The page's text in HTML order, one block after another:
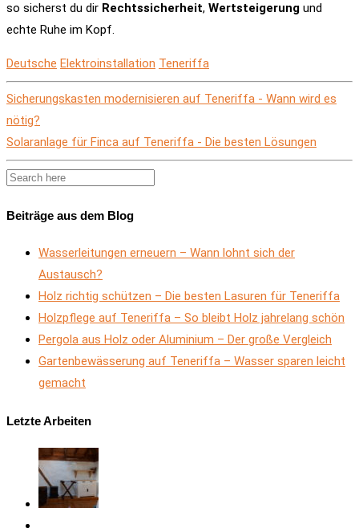
so sicherst du dir Rechtssicherheit, Wertsteigerung und
echte Ruhe im Kopf.
Deutsche Elektroinstallation Teneriffa
Sicherungskasten modernisieren auf Teneriffa - Wann wird es
nötig?
Solaranlage für Finca auf Teneriffa - Die besten Lösungen
Beiträge aus dem Blog
Wasserleitungen erneuern – Wann lohnt sich der
Austausch?
Holz richtig schützen – Die besten Lasuren für Teneriffa
Holzpflege auf Teneriffa – So bleibt Holz jahrelang schön
Pergola aus Holz oder Aluminium – Der große Vergleich
Gartenbewässerung auf Teneriffa – Wasser sparen leicht
gemacht
Letzte Arbeiten